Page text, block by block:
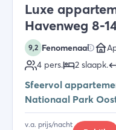
Luxe
Havenweg 8-
9,2 Fenomenaal
4 pers. 2 slaapk.
Sfeervol
Nationaal Park
v.a. prijs/nacht